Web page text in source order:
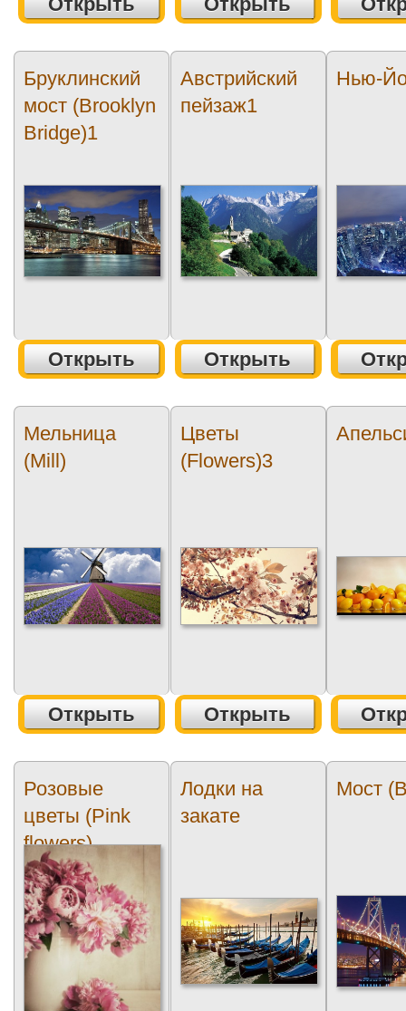
Бруклинский
мост (Brooklyn
Bridge)1
Открыть
Австрийский
пейзаж1
Открыть
Нью-
Мельница
(Mill)
Открыть
Цветы
(Flowers)3
Открыть
Розовые
цветы (Pink
flowers)
Лодки на
закате
Мост